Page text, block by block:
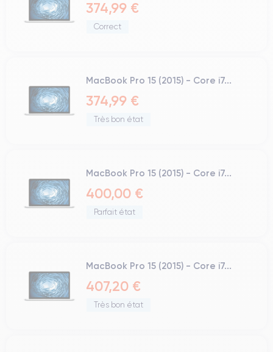
374,99 €
Correct
MacBook Pro 15 (2015) - Core i7...
374,99 €
Très bon état
MacBook Pro 15 (2015) - Core i7...
400,00 €
Parfait état
MacBook Pro 15 (2015) - Core i7...
407,20 €
Très bon état